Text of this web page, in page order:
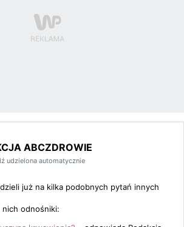
ABCZDROWIE
udzielona automatycznie
już na kilka podobnych pytań innych
nich odnośniki: